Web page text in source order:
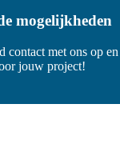
mogelijkheden
contact met ons op
jouw project!